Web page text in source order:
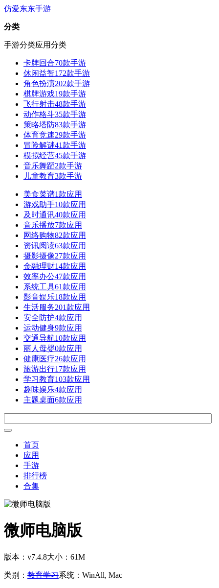
仿爱东东手游
分类
手游分类应用分类
卡牌回合70款手游
休闲益智172款手游
角色扮演202款手游
棋牌游戏19款手游
飞行射击48款手游
动作格斗35款手游
策略塔防83款手游
体育竞速29款手游
冒险解谜41款手游
模拟经营45款手游
音乐舞蹈2款手游
儿童教育3款手游
美食菜谱1款应用
游戏助手10款应用
及时通讯40款应用
音乐播放7款应用
网络购物82款应用
资讯阅读63款应用
摄影摄像27款应用
金融理财14款应用
效率办公47款应用
系统工具61款应用
影音娱乐18款应用
生活服务201款应用
安全防护4款应用
运动健身9款应用
交通导航10款应用
丽人母婴0款应用
健康医疗26款应用
旅游出行17款应用
学习教育103款应用
趣味娱乐4款应用
主题桌面6款应用
首页
应用
手游
排行榜
合集
微师电脑版
版本：v7.4.8大小：61M
类别： 教育学习系统：WinAll, Mac